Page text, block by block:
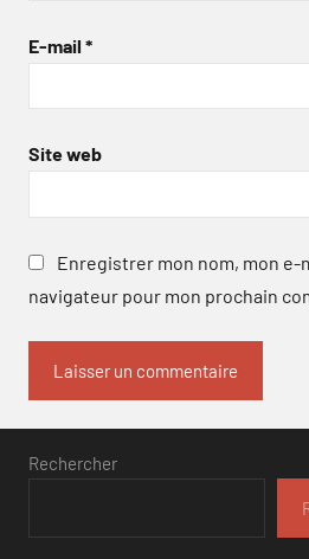
E-mail *
Site web
Enregistrer mon nom, mon e-
navigateur pour mon prochain
Rechercher